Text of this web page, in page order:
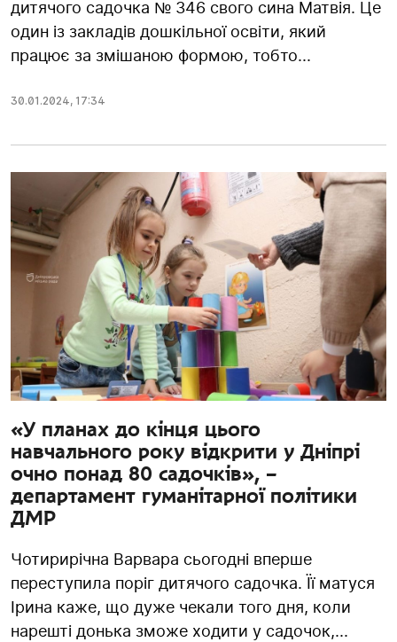
дитячого садочка № 346 свого сина Матвія. Це
один із закладів дошкільної освіти, який
працює за змішаною формою, тобто...
30.01.2024, 17:34
«У планах до кінця цього
навчального року відкрити у Дніпрі
очно понад 80 садочків», –
департамент гуманітарної політики
ДМР
Чотирирічна Варвара сьогодні вперше
переступила поріг дитячого садочка. Її матуся
Ірина каже, що дуже чекали того дня, коли
нарешті донька зможе ходити у садочок,...